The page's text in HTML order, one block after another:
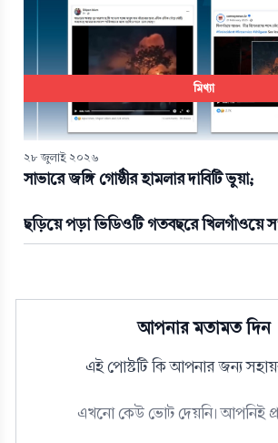
মিথ্যা
২৮ জুলাই ২০২৬
সাভারে জঙ্গি গোষ্ঠীর হামলার দাবিটি ভুয়া;
ছড়িয়ে পড়া ভিডিওটি গতবছরে খিলগাঁওয়ে
আপনার মতামত দিন
এই পোস্টটি কি আপনার জন্য
এখনো কেউ ভোট দেয়নি। আপনিই